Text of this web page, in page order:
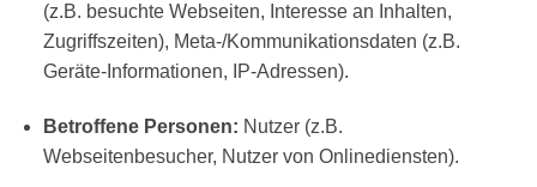
(z.B. besuchte Webseiten, Interesse an Inhalten,
Zugriffszeiten), Meta-/Kommunikationsdaten (z.B.
Geräte-Informationen, IP-Adressen).
Betroffene Personen: Nutzer (z.B.
Webseitenbesucher, Nutzer von Onlinediensten).